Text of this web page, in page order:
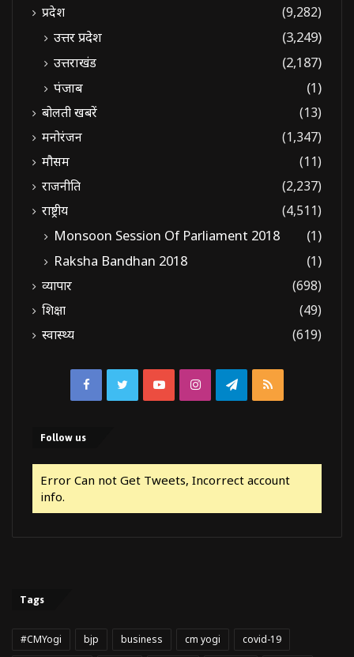
प्रदेश
(9,282)
उत्तर प्रदेश
(3,249)
उत्तराखंड
(2,187)
पंजाब
(1)
बोलती खबरें
(13)
मनोरंजन
(1,347)
मौसम
(11)
राजनीति
(2,237)
राष्ट्रीय
(4,511)
Monsoon Session Of Parliament 2018
(1)
Raksha Bandhan 2018
(1)
व्यापार
(698)
शिक्षा
(49)
स्वास्थ्य
(619)
FacebookTwitterYouTubeInstagramTelegram
RSS
Follow us
Error Can not Get Tweets, Incorrect account
info.
Tags
#CMYogi bjp business cm yogi covid-19